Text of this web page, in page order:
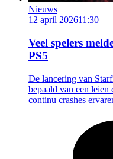
Nieuws
12 april 202611:30
Veel spelers
PS5
De lancering van
bepaald van een leien
continu crashes